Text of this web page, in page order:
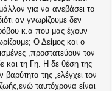
για να ανεβάσει το
αν γνωρίζουμε δεν
κ.α που μας έχουν
Ο Δείμος και ο
,προστατεύουν τον
και τη Γη. Η δε θέση της
της ,ελέγχει τον
ταυτόχρονα είναι